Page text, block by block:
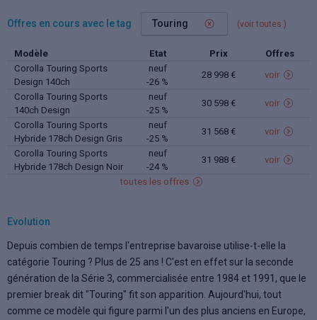
Offres en cours avec le tag Touring (voir toutes )
Modèle Etat Prix
Offres
Corolla Touring Sports
Design 140ch
neuf
-26 %
28 998 € voir
Corolla Touring Sports
140ch Design
neuf
-25 %
30 598 € voir
Corolla Touring Sports
Hybride 178ch Design Gris
Météore avec 2490€
d'équipements inclus
neuf
-25 %
31 568 € voir
Corolla Touring Sports
Hybride 178ch Design Noir
neuf
-24 %
31 988 € voir
toutes les offres
Evolution
Depuis combien de temps l'entreprise bavaroise utilise-t-elle la
catégorie Touring ? Plus de 25 ans ! C'est en effet sur la seconde
génération de la Série 3, commercialisée entre 1984 et 1991, que le
premier break dit "Touring" fit son apparition. Aujourd'hui, tout
comme ce modèle qui figure parmi l'un des plus anciens en Europe,